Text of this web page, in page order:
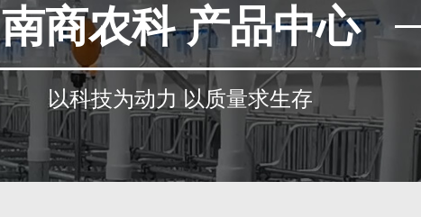
南商农科 产品中心
以科技为动力 以质量求生存